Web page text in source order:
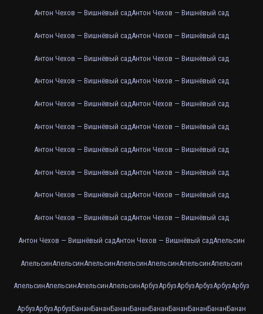
Антон Чехов — Вишнёвый садАнтон Чехов — Вишнёвый сад
Антон Чехов — Вишнёвый садАнтон Чехов — Вишнёвый сад
Антон Чехов — Вишнёвый садАнтон Чехов — Вишнёвый сад
Антон Чехов — Вишнёвый садАнтон Чехов — Вишнёвый сад
Антон Чехов — Вишнёвый садАнтон Чехов — Вишнёвый сад
Антон Чехов — Вишнёвый садАнтон Чехов — Вишнёвый сад
Антон Чехов — Вишнёвый садАнтон Чехов — Вишнёвый сад
Антон Чехов — Вишнёвый садАнтон Чехов — Вишнёвый сад
Антон Чехов — Вишнёвый садАнтон Чехов — Вишнёвый сад
Антон Чехов — Вишнёвый садАнтон Чехов — Вишнёвый сад
Антон Чехов — Вишнёвый садАнтон Чехов — Вишнёвый садАпельсин
АпельсинАпельсинАпельсинАпельсинАпельсинАпельсинАпельсин
АпельсинАпельсинАпельсинАпельсинАрбузАрбузАрбузАрбузАрбузАрбуз
АрбузАрбузАрбузБананБананБананБананБананБананБананБананБанан